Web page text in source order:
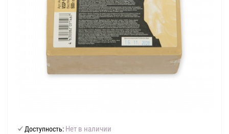
Доступность: Нет в наличии